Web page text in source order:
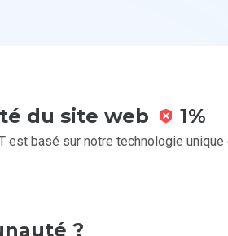
du site web 1%
est basé sur notre technologie
?